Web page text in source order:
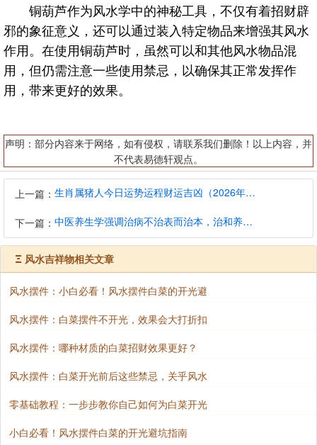
铜葫芦作为风水学中的神秘工具，不仅有着招财辟
邪的象征意义，还可以通过装入特定物品来增强其风水
作用。在使用铜葫芦时，虽然可以和其他风水物品混
用，但仍需注意一些使用禁忌，以确保其正常发挥作
用，带来更好的效果。
声明：部分内容来于网络，如有侵权，请联系我们删除！以上内容，并
不代表易德轩观点。
上一篇： 生肖属猪人今日运势运程财运吉凶（2026年8月9日）详解查询
下一篇： 中医养生学强调治病不治表而治本，治和养兼顾是有必要的
Ξ 风水吉祥物相关文章
风水摆件：小白必看！风水摆件白菜的开光避
风水摆件：白菜摆件不开光，效果会大打折扣
风水摆件：哪种材质的白菜招财效果更好？
风水摆件：白菜开光前后这些禁忌，关乎风水
零基础教程：一步步教你自己如何为白菜开光
小白必看！风水摆件白菜的开光避坑指南